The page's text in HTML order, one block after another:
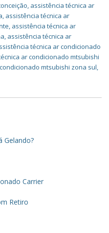
, assistência técnica ar
, assistência técnica ar
, assistência técnica ar
, assistência técnica ar
técnica ar condicionado
ar condicionado mtsubishi
mtsubishi zona sul,
Gelando?
Carrier
Retiro